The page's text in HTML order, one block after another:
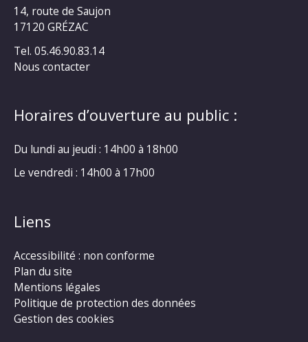
14, route de Saujon
17120 GRÉZAC
Tel. 05.46.90.83.14
Nous contacter
Horaires d’ouverture au public :
Du lundi au jeudi : 14h00 à 18h00
Le vendredi : 14h00 à 17h00
Liens
Accessibilité : non conforme
Plan du site
Mentions légales
Politique de protection des données
Gestion des cookies